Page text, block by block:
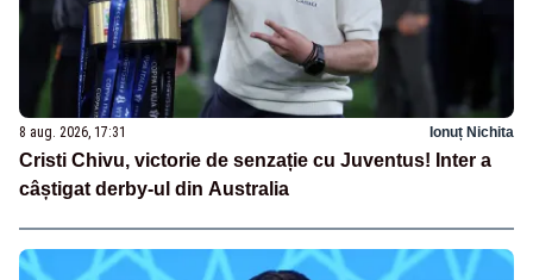
8 aug. 2026, 17:31 Ionuț Nichita
Cristi Chivu, victorie de senzație cu Juventus! Inter a
câștigat derby-ul din Australia